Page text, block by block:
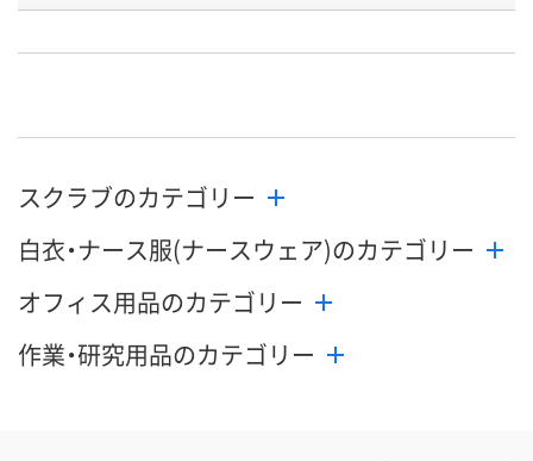
号
お届け日 9月1日（火）まで 9月1日（火）まで 9月1日（火）
数量
カゴへ
数量
カゴへ カ
スクラブのカテゴリー
白衣・ナース服(ナースウェア)のカテゴリー
オフィス用品のカテゴリー
作業・研究用品のカテゴリー